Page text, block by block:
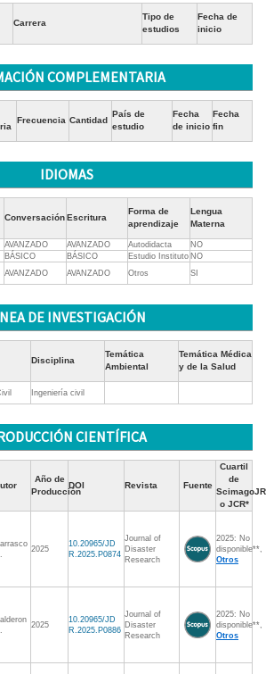
Carrera
Tipo de
estudios
Fecha de
inicio
COMPLEMENTARIA
Frecuencia Cantidad
País de
estudio
Fecha
de inicio
Fecha
fin
IDIOMAS
ConversaciónEscritura
Forma de
aprendizaje
Lengua
Materna
AVANZADO AVANZADO Autodidacta
NO
BÁSICO BÁSICO Estudio Instituto NO
AVANZADO AVANZADO Otros SI
DE INVESTIGACIÓN
Disciplina
Temática
Ambiental
Temática Médica
y de la Salud
Ingeniería civil
CIENTÍFICA
Año de
Producción
DOI Revista Fuente
Cuartil
de
ScimagoJR
o JCR*
2025
10.20965/JD
R.2025.P0874
Journal of
Disaster
Research
2025: No
disponible**,
Otros
2025
10.20965/JD
R.2025.P0886
Journal of
Disaster
Research
2025: No
disponible**,
Otros